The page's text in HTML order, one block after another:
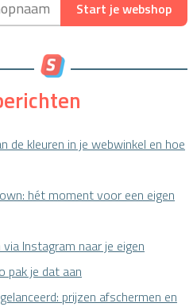
Start je webshop
de kleuren in je webwinkel en hoe
hét moment voor een eigen
Instagram naar je eigen
pak je dat aan
prijzen afschermen en